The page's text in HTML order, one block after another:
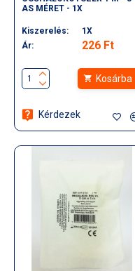
AS MÉRET - 1X
Kiszerelés:
1X
Ár:
226 Ft
Kosárba
Kérdezek